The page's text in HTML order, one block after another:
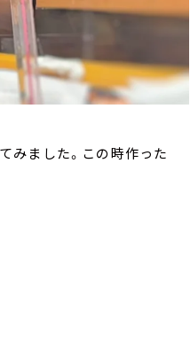
みました。この時作った